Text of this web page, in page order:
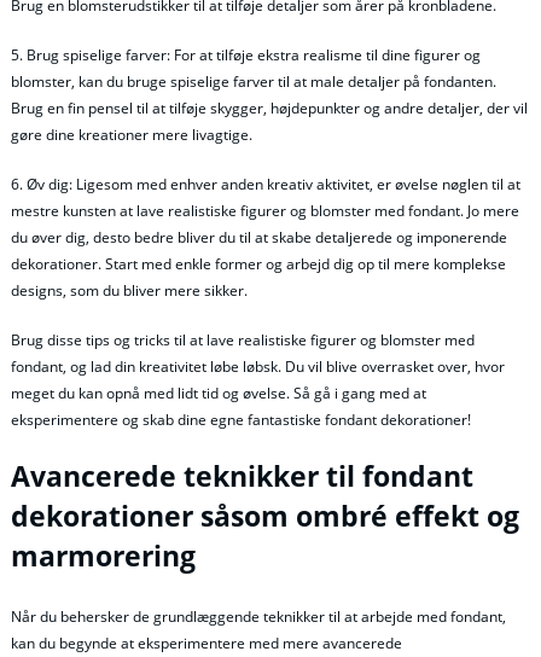
Brug en blomsterudstikker til at tilføje detaljer som årer på kronbladene.
5. Brug spiselige farver: For at tilføje ekstra realisme til dine figurer og
blomster, kan du bruge spiselige farver til at male detaljer på fondanten.
Brug en fin pensel til at tilføje skygger, højdepunkter og andre detaljer, der vil
gøre dine kreationer mere livagtige.
6. Øv dig: Ligesom med enhver anden kreativ aktivitet, er øvelse nøglen til at
mestre kunsten at lave realistiske figurer og blomster med fondant. Jo mere
du øver dig, desto bedre bliver du til at skabe detaljerede og imponerende
dekorationer. Start med enkle former og arbejd dig op til mere komplekse
designs, som du bliver mere sikker.
Brug disse tips og tricks til at lave realistiske figurer og blomster med
fondant, og lad din kreativitet løbe løbsk. Du vil blive overrasket over, hvor
meget du kan opnå med lidt tid og øvelse. Så gå i gang med at
eksperimentere og skab dine egne fantastiske fondant dekorationer!
Avancerede teknikker til fondant
dekorationer såsom ombré effekt og
marmorering
Når du behersker de grundlæggende teknikker til at arbejde med fondant,
kan du begynde at eksperimentere med mere avancerede